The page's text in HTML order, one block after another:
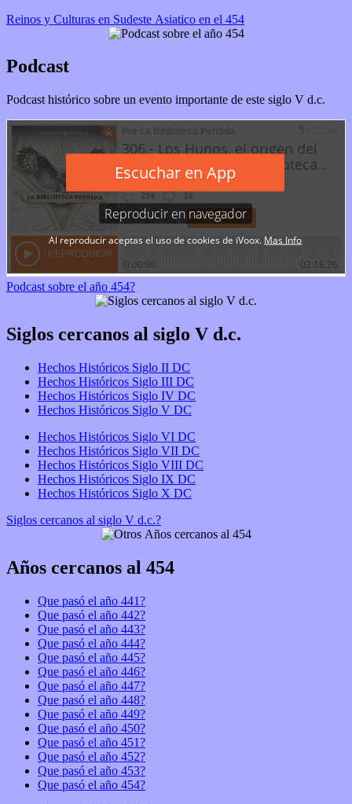
Reinos y Culturas en Sudeste Asiatico en el 454
Podcast
Podcast histórico sobre un evento importante de este siglo V d.c.
Podcast sobre el año 454?
Siglos cercanos al siglo V d.c.
Hechos Históricos Siglo II DC
Hechos Históricos Siglo III DC
Hechos Históricos Siglo IV DC
Hechos Históricos Siglo V DC
Hechos Históricos Siglo VI DC
Hechos Históricos Siglo VII DC
Hechos Históricos Siglo VIII DC
Hechos Históricos Siglo IX DC
Hechos Históricos Siglo X DC
Siglos cercanos al siglo V d.c.?
Años cercanos al 454
Que pasó el año 441?
Que pasó el año 442?
Que pasó el año 443?
Que pasó el año 444?
Que pasó el año 445?
Que pasó el año 446?
Que pasó el año 447?
Que pasó el año 448?
Que pasó el año 449?
Que pasó el año 450?
Que pasó el año 451?
Que pasó el año 452?
Que pasó el año 453?
Que pasó el año 454?